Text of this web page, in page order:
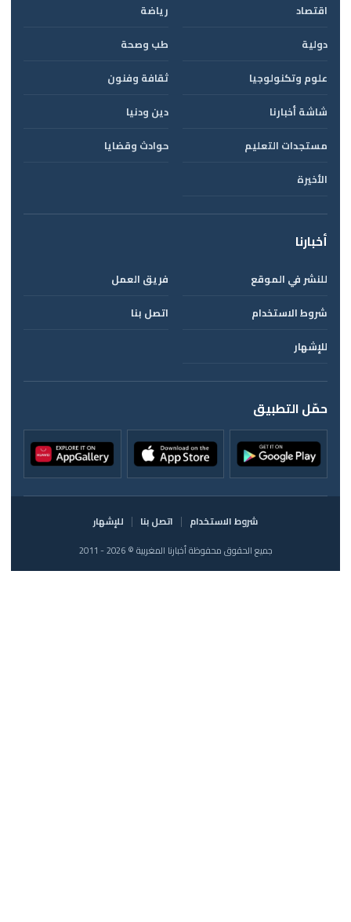
اقتصاد
رياضة
دولية
طب وصحة
علوم وتكنولوجيا
ثقافة وفنون
شاشة أخبارنا
دين ودنيا
مستجدات التعليم
حوادث وقضايا
الأخيرة
أخبارنا
للنشر في الموقع
فريق العمل
شروط الاستخدام
اتصل بنا
للإشهار
حمّل التطبيق
شروط الاستخدام اتصل بنا
للإشهار
جميع الحقوق محفوظة أخبارنا المغربية © 2026 - 2011